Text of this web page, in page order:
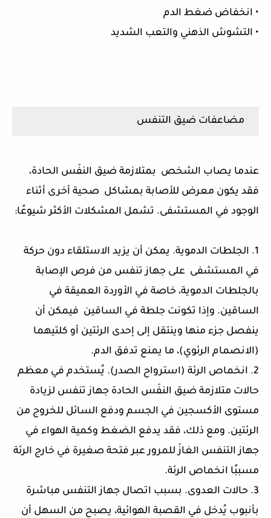
• انخفاض ضغط الدم
• التشوش الذهني والتعب الشديد
مضاعفات ضيق التنفس
عندما يصاب الشخص بمتلازمة ضيق النفَس الحادة،
فقد يكون معرض للأصابة بمشاكل صحية أخرى أثناء
الوجود في المستشفى. تشمل المشكلات الأكثر شيوعًا:
1. الجلطات الدموية. يمكن أن يزيد الاستلقاء دون حركة
في المستشفى على جهاز تنفس من فرص الإصابة
بالجلطات الدموية، خاصة في الأوردة العميقة في
الساقين. وإذا تكونت جلطة في الساقين فيمكن أن
ينفصل جزء منها وينتقل إلى إحدى الرئتين أو كلتيهما
(الانصمام الرئوي)، ما يمنع تدفق الدم.
2. انخماص الرئة (استرواح الصدر). يُستخدم في معظم
حالات متلازمة ضيق النفَس الحادة جهاز تنفس لزيادة
مستوى الأكسجين في الجسم ودفع السائل للخروج من
الرئتين. ومع ذلك، فقد يدفع الضغط وكمية الهواء في
جهاز التنفس الغازَ للمرور عبر فتحة صغيرة في خارج الرئة
مسببًا انخماص الرئة.
3. حالات العدوى. بسبب اتصال جهاز التنفس مباشرة
بأنبوب يُدخل في القصبة الهوائية، يصبح من السهل أن